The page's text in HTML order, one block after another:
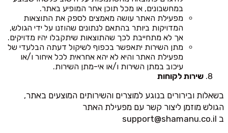
במחשבונים, או מכל תוכן אחר המופיע באתר.
מפעילת האתר עושה מאמצים לספק את התוצאות
המדויקות ביותר בהתאם לנתונים שהוזנו על ידי הגולש,
אך לא מתחייבת לכך שהתוצאות שיתקבלו יהיו מדויקים.
מתן השירות יתאפשר בכפוף לשיקול דעתה הבלעדי של
מפעילת האתר והיא לא יהא אחראית לכל איחור ו/או
עיכוב במתן השירות ו/או אי-מתן השירות.
שירות לקוחות
בשאלות ובירורים בנוגע למוצרים והשירותים המוצעים באתר,
הגולש מוזמן ליצור קשר עם מפעילת האתר
ב support@shamanu.co.il